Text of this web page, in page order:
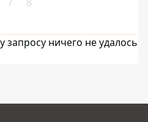
ничего не удалось